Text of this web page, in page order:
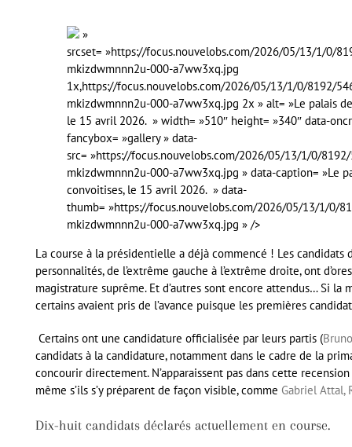
»
srcset= »https://focus.nouvelobs.com/2026/05/13/1/0/
mkizdwmnnn2u-000-a7ww3xq.jpg
1x,https://focus.nouvelobs.com/2026/05/13/1/0/8192/
mkizdwmnnn2u-000-a7ww3xq.jpg 2x » alt= »Le palais
le 15 avril 2026. » width= »510″ height= »340″ data-
fancybox= »gallery » data-
src= »https://focus.nouvelobs.com/2026/05/13/1/0/
mkizdwmnnn2u-000-a7ww3xq.jpg » data-caption= »Le
convoitises, le 15 avril 2026. » data-
thumb= »https://focus.nouvelobs.com/2026/05/13/1/0/
mkizdwmnnn2u-000-a7ww3xq.jpg » />
La course à la présidentielle a déjà commencé ! Les
personnalités, de l’extrême gauche à l’extrême droite, ont
magistrature suprême. Et d’autres sont encore attendus… Si la
certains avaient pris de l’avance puisque les premières
Certains ont une candidature officialisée par leurs partis (
candidats à la candidature, notamment dans le cadre de la
concourir directement. N’apparaissent pas dans cette
même s’ils s’y préparent de façon visible, comme Gabriel Attal,
Dix-huit candidats déclarés actuellement en course.